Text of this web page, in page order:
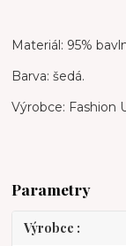
Materiál: 95%
Barva: šedá.
Výrobce: Fashion
Parametry
Výrobce